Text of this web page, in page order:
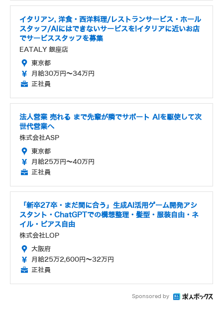
イタリアン, 洋食・西洋料理/レストランサービス・ホール
スタッフ/AIにはできないサービスを!イタリアに近いお店
でサービススタッフを募集
EATALY 銀座店
東京都
月給30万円～34万円
正社員
法人営業 売れる まで先輩が隣でサポート AIを駆使して次
世代営業へ
株式会社ASP
東京都
月給25万円～40万円
正社員
「新卒27卒・まだ間に合う」生成AI活用ゲーム開発アシ
スタント・ChatGPTでの構想整理・髪型・服装自由・ネ
イル・ピアス自由
株式会社LOP
大阪府
月給25万2,600円～32万円
正社員
Sponsored by